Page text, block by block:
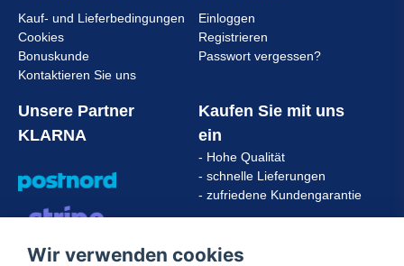
Kauf- und Lieferbedingungen
Cookies
Bonuskunde
Kontaktieren Sie uns
Einloggen
Registrieren
Passwort vergessen?
Unsere Partner
KLARNA
Kaufen Sie mit uns
ein
- Hohe Qualität
- schnelle Lieferungen
- zufriedene Kundengarantie
Wir verwenden cookies